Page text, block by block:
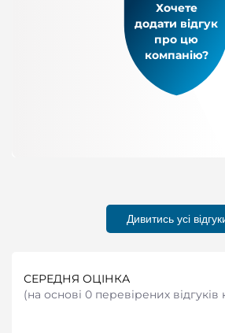
Хочете
додати відгук
про цю
компанію?
Дивитись усі
СЕРЕДНЯ ОЦІНКА
(на основі 0 перевірених відгуків